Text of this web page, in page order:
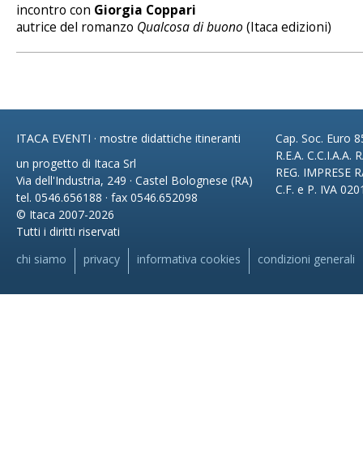
incontro con Giorgia Coppari
autrice del romanzo Qualcosa di buono (Itaca edizioni)
ITACA EVENTI · mostre didattiche itineranti
un progetto di Itaca Srl
Via dell'Industria, 249 · Castel Bolognese (RA)
tel. 0546.656188 · fax 0546.652098
© Itaca 2007-2026
Tutti i diritti riservati
Cap. Soc. Euro
R.E.A. C.C.I.A.A.
REG. IMPRESE
C.F. e P. IVA
chi siamo privacy informativa cookies condizioni generali